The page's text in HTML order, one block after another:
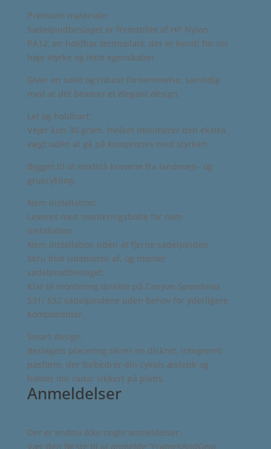
Premium materiale:
Sadelpindbeslaget er fremstillet af HP Nylon
PA12, en holdbar termoplast, der er kendt for sin
høje styrke og lette egenskaber.
Giver en solid og robust fornemmelse, samtidig
med at det bevarer et elegant design.
Let og holdbart:
Vejer kun 30 gram, hvilket minimerer den ekstra
vægt uden at gå på kompromis med styrken.
Bygget til at modstå kravene fra landevejs- og
gruscykling.
Nem installation:
Leveres med monteringsbolte for nem
installation.
Nem installation uden at fjerne sadelpinden.
Skru blot sidebolten af, og monter
sadelpindbeslaget.
Klar til montering direkte på Canyon Speedmax
S31/ S32 sadelpindene uden behov for yderligere
komponenter.
Smart design:
Beslagets placering sikrer en diskret, integreret
pasform, der forbedrer din cykels æstetik og
holder din radar sikkert på plads.
Anmeldelser
Der er endnu ikke nogle anmeldelser.
Vær den første til at anmelde “FramesAndGear